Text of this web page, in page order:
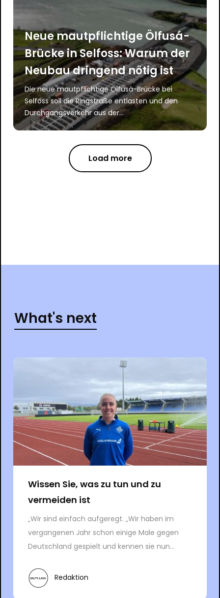
Neue mautpflichtige Ölfusá-
Brücke in Selfoss: Warum der
Neubau dringend nötig ist
Die neue mautpflichtige Ölfusá-Brücke bei
Selfoss soll die Ringstraße entlasten und den
Durchgangsverkehr aus der...
Load more
What's next
Wissen Sie, was zu tun und zu
vermeiden ist
„Wir sind einfach aufgeregt. „Wir haben im
vergangenen Jahr schon einige Male gegen
Deutschland gespielt und kennen sie nun...
Redaktion